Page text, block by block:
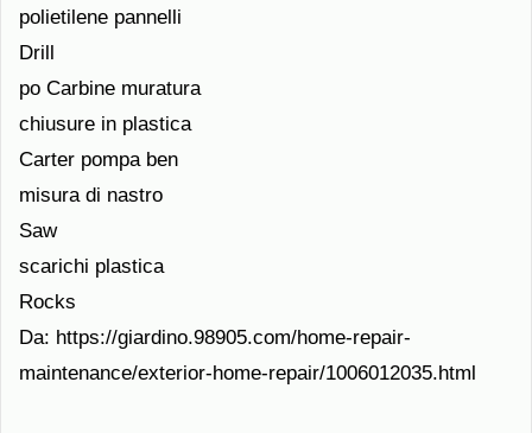
polietilene pannelli
Drill
po Carbine muratura
chiusure in plastica
Carter pompa ben
misura di nastro
Saw
scarichi plastica
Rocks
Da: https://giardino.98905.com/home-repair-
maintenance/exterior-home-repair/1006012035.html